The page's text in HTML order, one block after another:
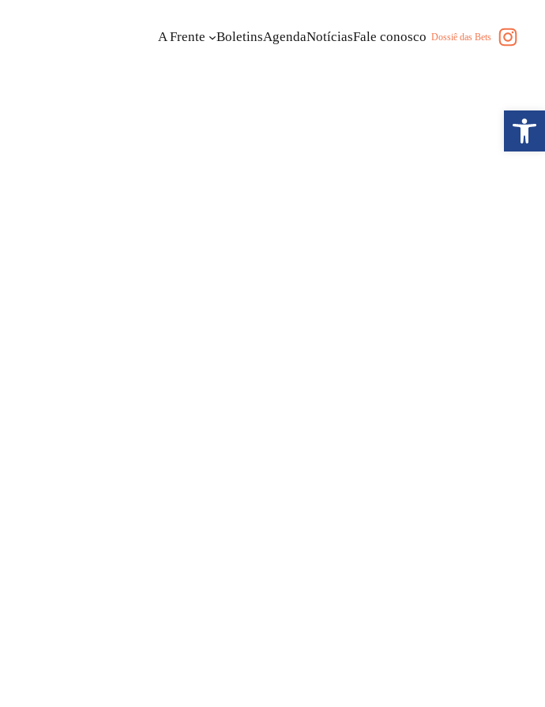
Abrir a
A Frente BoletinsAgendaNotíciasFale conosco Dossiê das Bets